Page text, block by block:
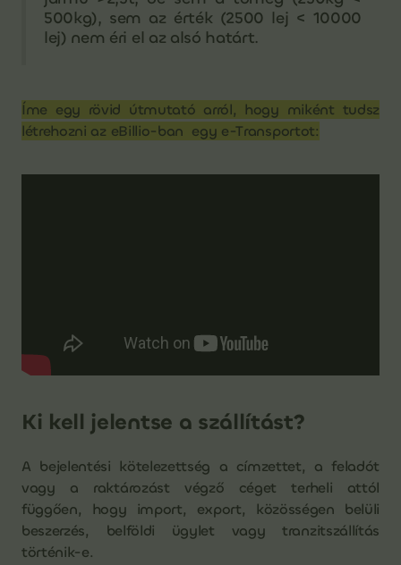
500kg), sem az érték (2500 lej < 10000
lej) nem éri el az alsó határt.
Íme egy rövid útmutató arról, hogy miként tudsz
létrehozni az eBillio-ban egy e-Transportot:
Ki kell jelentse a szállítást?
A bejelentési kötelezettség a címzettet, a feladót
vagy a raktározást végző céget terheli attól
függően, hogy import, export, közösségen belüli
beszerzés, belföldi ügylet vagy tranzitszállítás
történik-e.